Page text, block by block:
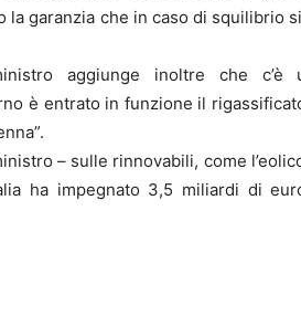
garanzia che in caso di squilibrio
aggiunge inoltre che c’è
è entrato in funzione il
– sulle rinnovabili, come
ha impegnato 3,5 miliardi di